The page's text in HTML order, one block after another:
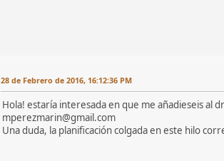
28 de Febrero de 2016, 16:12:36 PM
Hola! estaría interesada en que me añadieseis al
mperezmarin@gmail.com
Una duda, la planificación colgada en este hilo